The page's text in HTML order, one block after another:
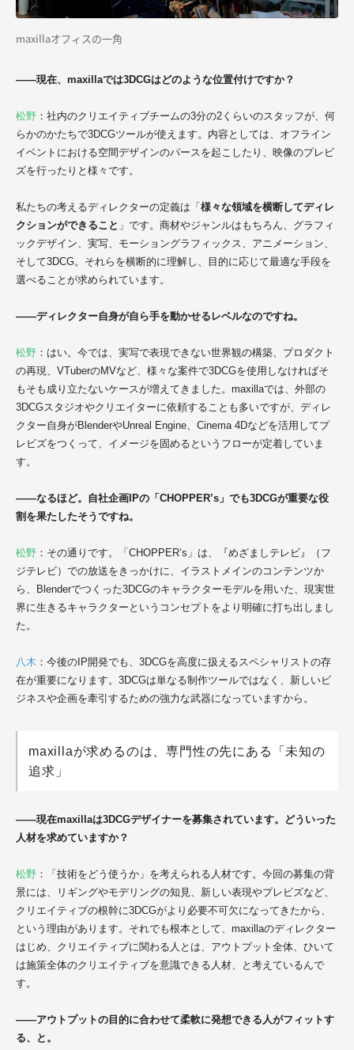
maxillaオフィスの一角
――現在、maxillaでは3DCGはどのような位置付けですか？
松野 ：社内のクリエイティブチームの3分の2くらいのスタッフが、何
らかのかたちで3DCGツールが使えます。内容としては、オフライン
イベントにおける空間デザインのパースを起こしたり、映像のプレビ
ズを行ったりと様々です。
私たちの考えるディレクターの定義は「 様々な領域を横断してディレ
クションができること 」です。商材やジャンルはもちろん、グラフィ
ックデザイン、実写、モーショングラフィックス、アニメーション、
そして3DCG。それらを横断的に理解し、目的に応じて最適な手段を
選べることが求められています。
――ディレクター自身が自ら手を動かせるレベルなのですね。
松野 ：はい。今では、実写で表現できない世界観の構築、プロダクト
の再現、VTuberのMVなど、様々な案件で3DCGを使用しなければそ
もそも成り立たないケースが増えてきました。maxillaでは、外部の
3DCGスタジオやクリエイターに依頼することも多いですが、ディレ
クター自身がBlenderやUnreal Engine、Cinema 4Dなどを活用してプ
レビズをつくって、イメージを固めるというフローが定着していま
す。
――なるほど。自社企画IPの「CHOPPER’s」でも3DCGが重要な役
割を果たしたそうですね。
松野 ：その通りです。「CHOPPER’s」は、『めざましテレビ』（フ
ジテレビ）での放送をきっかけに、イラストメインのコンテンツか
ら、Blenderでつくった3DCGのキャラクターモデルを用いた、現実世
界に生きるキャラクターというコンセプトをより明確に打ち出しまし
た。
八木 ：今後のIP開発でも、3DCGを高度に扱えるスペシャリストの存
在が重要になります。3DCGは単なる制作ツールではなく、新しいビ
ジネスや企画を牽引するための強力な武器になっていますから。
maxillaが求めるのは、専門性の先にある「未知の
追求」
――現在maxillaは3DCGデザイナーを募集されています。どういった
人材を求めていますか？
松野 ：「技術をどう使うか」を考えられる人材です。今回の募集の背
景には、リギングやモデリングの知見、新しい表現やプレビズなど、
クリエイティブの根幹に3DCGがより必要不可欠になってきたから、
という理由があります。それでも根本として、maxillaのディレクター
はじめ、クリエイティブに関わる人とは、アウトプット全体、ひいて
は施策全体のクリエイティブを意識できる人材、と考えているんで
す。
――アウトプットの目的に合わせて柔軟に発想できる人がフィットす
る、と。